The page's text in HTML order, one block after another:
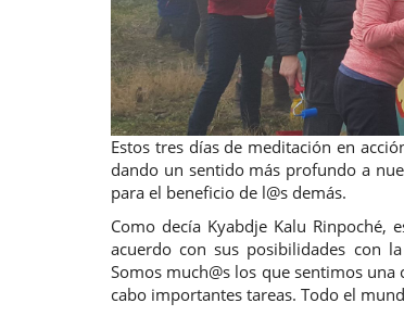
Estos tres días de meditación en
dando un sentido más profundo a
para el beneficio de l@s demás.
Como decía Kyabdje Kalu Rinpoché,
acuerdo con sus posibilidades con
Somos much@s los que sentimos
cabo importantes tareas. Todo el